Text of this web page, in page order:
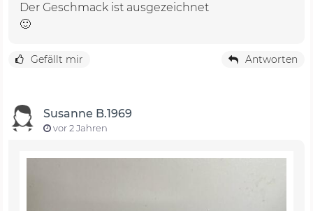
Der Geschmack ist ausgezeichnet
🙂
Gefällt mir Antworten
Susanne B.1969
vor 2 Jahren